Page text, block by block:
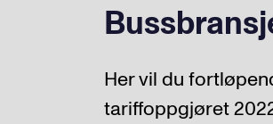
Her vil du
tariffoppgjøret